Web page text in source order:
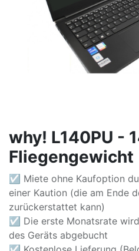
why! L140PU -
Fliegengewicht
☑ Miete ohne Kaufoption
einer Kaution (die am Ende
zurückerstattet kann)
☑ Die erste Monatsrate
des Geräts abgebucht